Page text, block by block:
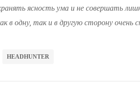
ясность ума и не совершать
в одну, так и в другую сторону очень
HEADHUNTER